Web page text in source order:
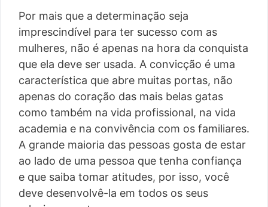
Por mais que a determinação seja
imprescindível para ter sucesso com as
mulheres, não é apenas na hora da conquista
que ela deve ser usada. A convicção é uma
característica que abre muitas portas, não
apenas do coração das mais belas gatas
como também na vida profissional, na vida
academia e na convivência com os familiares.
A grande maioria das pessoas gosta de estar
ao lado de uma pessoa que tenha confiança
e que saiba tomar atitudes, por isso, você
deve desenvolvê-la em todos os seus